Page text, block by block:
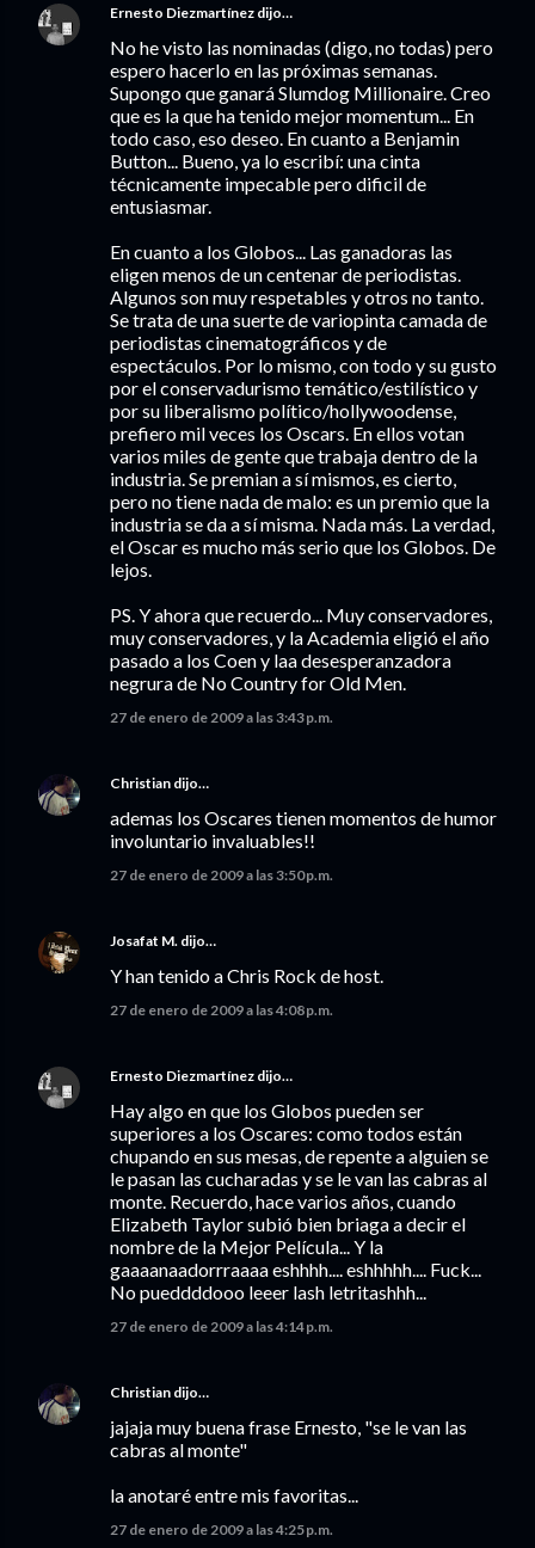
Ernesto Diezmartínez dijo…
No he visto las nominadas (digo, no todas) pero
espero hacerlo en las próximas semanas.
Supongo que ganará Slumdog Millionaire. Creo
que es la que ha tenido mejor momentum... En
todo caso, eso deseo. En cuanto a Benjamin
Button... Bueno, ya lo escribí: una cinta
técnicamente impecable pero dificil de
entusiasmar.
En cuanto a los Globos... Las ganadoras las
eligen menos de un centenar de periodistas.
Algunos son muy respetables y otros no tanto.
Se trata de una suerte de variopinta camada de
periodistas cinematográficos y de
espectáculos. Por lo mismo, con todo y su gusto
por el conservadurismo temático/estilístico y
por su liberalismo político/hollywoodense,
prefiero mil veces los Oscars. En ellos votan
varios miles de gente que trabaja dentro de la
industria. Se premian a sí mismos, es cierto,
pero no tiene nada de malo: es un premio que la
industria se da a sí misma. Nada más. La verdad,
el Oscar es mucho más serio que los Globos. De
lejos.
PS. Y ahora que recuerdo... Muy conservadores,
muy conservadores, y la Academia eligió el año
pasado a los Coen y laa desesperanzadora
negrura de No Country for Old Men.
27 de enero de 2009 a las 3:43 p.m.
Christian dijo…
ademas los Oscares tienen momentos de humor
involuntario invaluables!!
27 de enero de 2009 a las 3:50 p.m.
Josafat M. dijo…
Y han tenido a Chris Rock de host.
27 de enero de 2009 a las 4:08 p.m.
Ernesto Diezmartínez dijo…
Hay algo en que los Globos pueden ser
superiores a los Oscares: como todos están
chupando en sus mesas, de repente a alguien se
le pasan las cucharadas y se le van las cabras al
monte. Recuerdo, hace varios años, cuando
Elizabeth Taylor subió bien briaga a decir el
nombre de la Mejor Película... Y la
gaaaanaadorrraaaa eshhhh.... eshhhhh.... Fuck...
No pueddddooo leeer lash letritashhh...
27 de enero de 2009 a las 4:14 p.m.
Christian dijo…
jajaja muy buena frase Ernesto, "se le van las
cabras al monte"
la anotaré entre mis favoritas...
27 de enero de 2009 a las 4:25 p.m.